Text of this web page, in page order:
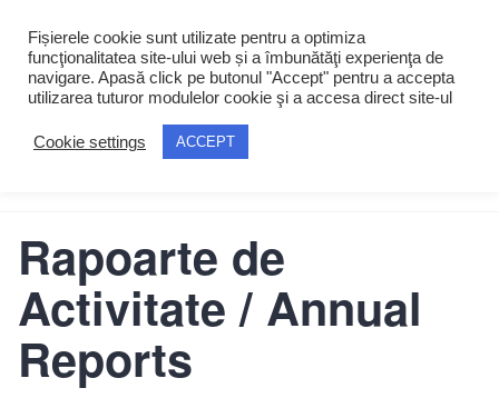
content
Rapoarte de
Activitate / Annual
Reports
Fișierele cookie sunt utilizate pentru a optimiza
funcţionalitatea site-ului web și a îmbunătăţi experienţa de
navigare. Apasă click pe butonul "Accept" pentru a accepta
utilizarea tuturor modulelor cookie şi a accesa direct site-ul
Cookie settings ACCEPT